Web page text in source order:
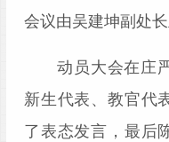
会议由吴建坤副 处长
动员大会在庄
新生代表、教官代
了表态发言 ， 最后